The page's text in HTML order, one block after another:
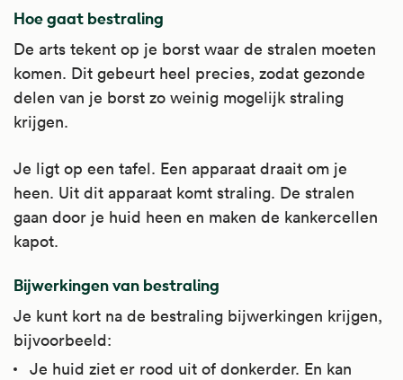
Hoe gaat bestraling
De arts tekent op je borst waar de stralen moeten
komen. Dit gebeurt heel precies, zodat gezonde
delen van je borst zo weinig mogelijk straling
krijgen.
Je ligt op een tafel. Een apparaat draait om je
heen. Uit dit apparaat komt straling. De stralen
gaan door je huid heen en maken de kankercellen
kapot.
Bijwerkingen van bestraling
Je kunt kort na de bestraling bijwerkingen krijgen,
bijvoorbeeld:
Je huid ziet er rood uit of donkerder. En kan